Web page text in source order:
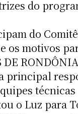
do
do Comitê
motivos
DE
principal
o Luz para